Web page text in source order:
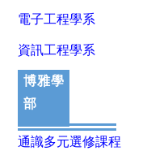
電子工程學系
資訊工程學系
博雅學
部
通識多元選修課程